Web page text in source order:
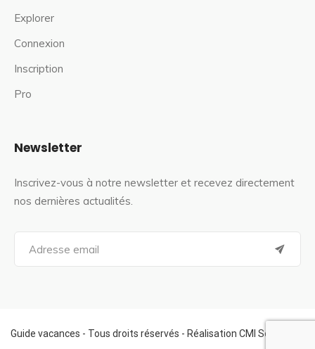
Explorer
Connexion
Inscription
Pro
Newsletter
Inscrivez-vous à notre newsletter et recevez directement
nos dernières actualités.
a
f
o
Guide vacances - Tous droits réservés - Réalisation CMI Services